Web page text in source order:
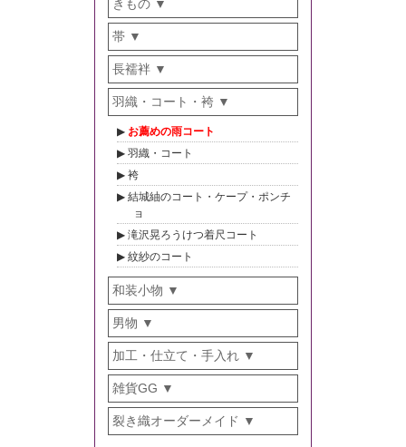
きもの
帯
長襦袢
羽織・コート・袴
お薦めの雨コート
羽織・コート
袴
結城紬のコート・ケープ・ポンチ
ョ
滝沢晃ろうけつ着尺コート
紋紗のコート
和装小物
男物
加工・仕立て・手入れ
雑貨GG
裂き織オーダーメイド